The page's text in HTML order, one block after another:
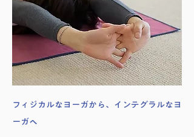
フィジカルなヨーガから、インテグラルなヨ
ーガへ